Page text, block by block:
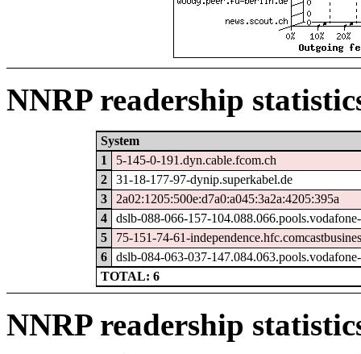
NNRP readership
System
1
5-145-0-191.dyn.cable.fcom.ch
2
31-18-177-97-dynip.superkabel.de
3
2a02:1205:500e:d7a0:a045:3a2a:4205:395a
4
dslb-088-066-157-
5
75-151-74-61-
6
dslb-084-063-037-
TOTAL: 6
NNRP readership